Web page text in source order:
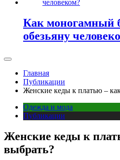
Как моногамный
обезьяну
Главная
Публикации
Женские кеды к платью –
Одежда и мода
Публикации
Женские кеды к
выбрать?